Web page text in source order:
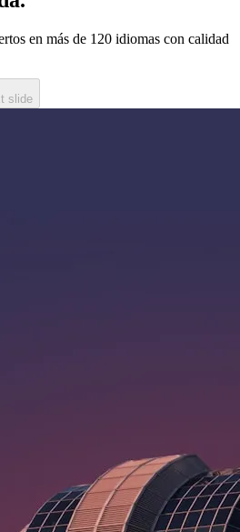
en más de 120 idiomas con calidad
slide